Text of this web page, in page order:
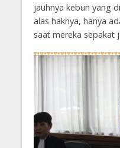
jauhnya kebun yang
alas haknya, hanya
saat mereka sepakat